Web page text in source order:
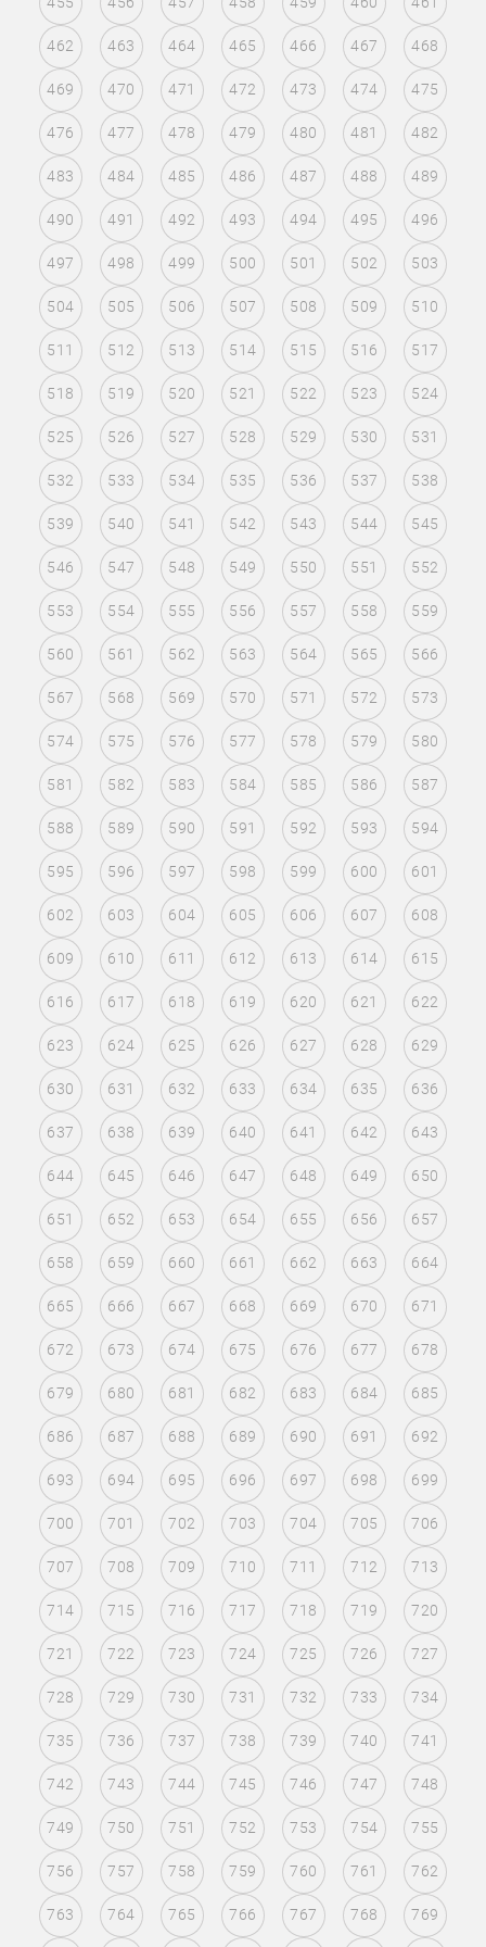
462 463 464 465 466 467 468
469 470 471 472 473 474 475
476 477 478 479 480 481 482
483 484 485 486 487 488 489
490 491 492 493 494 495 496
497 498 499 500 501 502 503
504 505 506 507 508 509 510
511 512 513 514 515 516 517
518 519 520 521 522 523 524
525 526 527 528 529 530 531
532 533 534 535 536 537 538
539 540 541 542 543 544 545
546 547 548 549 550 551 552
553 554 555 556 557 558 559
560 561 562 563 564 565 566
567 568 569 570 571 572 573
574 575 576 577 578 579 580
581 582 583 584 585 586 587
588 589 590 591 592 593 594
595 596 597 598 599 600 601
602 603 604 605 606 607 608
609 610 611 612 613 614 615
616 617 618 619 620 621 622
623 624 625 626 627 628 629
630 631 632 633 634 635 636
637 638 639 640 641 642 643
644 645 646 647 648 649 650
651 652 653 654 655 656 657
658 659 660 661 662 663 664
665 666 667 668 669 670 671
672 673 674 675 676 677 678
679 680 681 682 683 684 685
686 687 688 689 690 691 692
693 694 695 696 697 698 699
700 701 702 703 704 705 706
707 708 709 710 711 712 713
714 715 716 717 718 719 720
721 722 723 724 725 726 727
728 729 730 731 732 733 734
735 736 737 738 739 740 741
742 743 744 745 746 747 748
749 750 751 752 753 754 755
756 757 758 759 760 761 762
763 764 765 766 767 768 769